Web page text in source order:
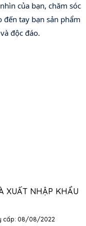
của bạn, chăm sóc
tay bạn sản phẩm
độc đáo.
XUẤT NHẬP KHẨU
cấp: 08/08/2022